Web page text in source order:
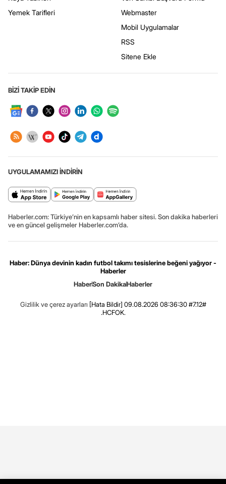
Yemek Tarifleri
Webmaster
Mobil Uygulamalar
RSS
Sitene Ekle
BİZİ TAKİP EDİN
UYGULAMAMIZI İNDİRİN
Haberler.com: Türkiye’nin en kapsamlı haber sitesi. Son dakika haberleri
ve en güncel gelişmeler Haberler.com’da.
Haber: Dünya devinin kadın futbol takımı tesislerine beğeni yağıyor -
Haberler
HaberSon DakikaHaberler
Gizlilik ve çerez ayarları [Hata Bildir] 09.08.2026 08:36:30 #7.12#
.HCFOK.